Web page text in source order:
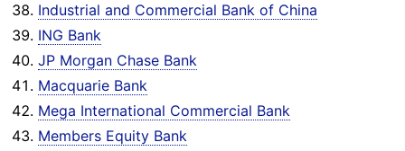
Industrial and Commercial Bank of China
ING Bank
JP Morgan Chase Bank
Macquarie Bank
Mega International Commercial Bank
Members Equity Bank